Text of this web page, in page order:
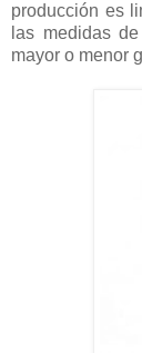
producción es
las medidas
mayor o menor